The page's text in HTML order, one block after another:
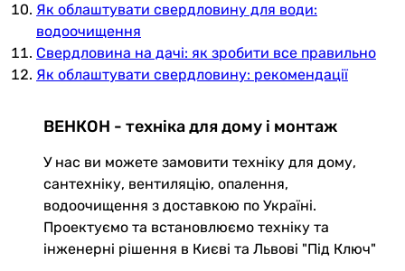
Як облаштувати свердловину для води:
водоочищення
Свердловина на дачі: як зробити все правильно
Як облаштувати свердловину: рекомендації
ВЕНКОН - техніка для дому і монтаж
У нас ви можете замовити техніку для дому,
сантехніку, вентиляцію, опалення,
водоочищення з доставкою по Україні.
Проектуємо та встановлюємо техніку та
інженерні рішення в Києві та Львові "Під Ключ"